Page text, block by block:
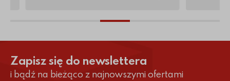
Zapisz się do newslettera
i bądź na bieżąco z najnowszymi ofertami